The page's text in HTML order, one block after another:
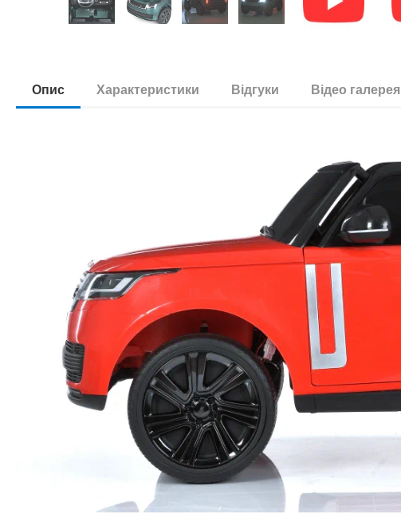
Опис Характеристики Відгуки Відео галерея